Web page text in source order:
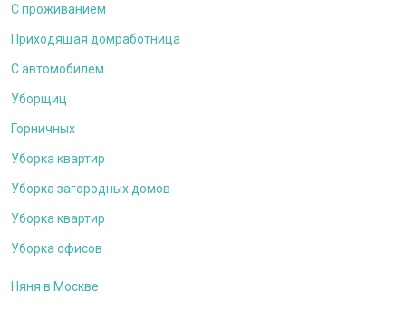
С проживанием
Приходящая домработница
С автомобилем
Уборщиц
Горничных
Уборка квартир
Уборка загородных домов
Уборка квартир
Уборка офисов
Няня в Москве